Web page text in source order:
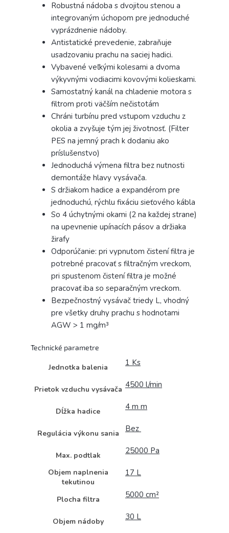
Robustná nádoba s dvojitou stenou a
integrovaným úchopom pre jednoduché
vyprázdnenie nádoby.
Antistatické prevedenie, zabraňuje
usadzovaniu prachu na saciej hadici.
Vybavené veľkými kolesami a dvoma
výkyvnými vodiacimi kovovými kolieskami.
Samostatný kanál na chladenie motora s
filtrom proti väčším nečistotám
Chráni turbínu pred vstupom vzduchu z
okolia a zvyšuje tým jej životnosť. (Filter
PES na jemný prach k dodaniu ako
príslušenstvo)
Jednoduchá výmena filtra bez nutnosti
demontáže hlavy vysávača.
S držiakom hadice a expandérom pre
jednoduchú, rýchlu fixáciu sieťového kábla
So 4 úchytnými okami (2 na každej strane)
na upevnenie upínacích pásov a držiaka
žirafy
Odporúčanie: pri vypnutom čistení filtra je
potrebné pracovať s filtračným vreckom,
pri spustenom čistení filtra je možné
pracovať iba so separačným vreckom.
Bezpečnostný vysávač triedy L, vhodný
pre všetky druhy prachu s hodnotami
AGW > 1 mg/m³
Technické parametre
Jednotka balenia 1 Ks
Prietok vzduchu vysávača 4500 l/min
Dĺžka hadice 4 m m
Regulácia výkonu sania Bez
Max. podtlak 25000 Pa
Objem naplnenia
tekutinou
17 L
Plocha filtra 5000 cm²
Objem nádoby 30 L